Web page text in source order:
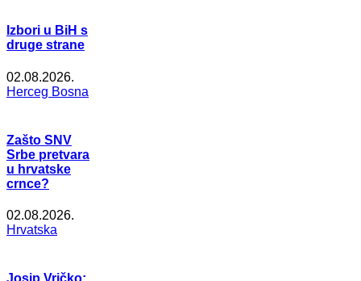
Izbori u BiH s
druge strane
02.08.2026.
Herceg Bosna
Zašto SNV
Srbe pretvara
u hrvatske
crnce?
02.08.2026.
Hrvatska